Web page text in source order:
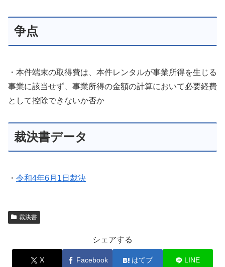
争点
・本件端末の取得費は、本件レンタルが事業所得を生じる
事業に該当せず、事業所得の金額の計算において必要経費
として控除できないか否か
裁決書データ
・ 令和4年6月1日裁決
裁決書
シェアする
X Facebook はてブ LINE